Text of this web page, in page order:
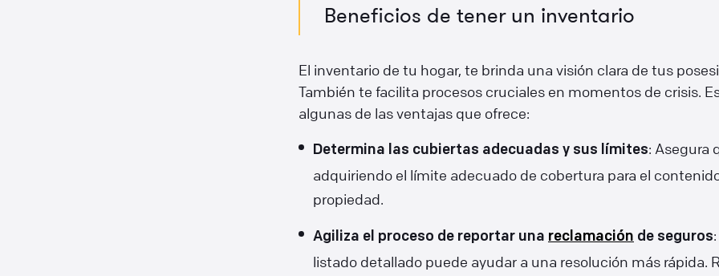
Beneficios de tener un inventario
El inventario de tu hogar, te brinda una visión clara de tus
También te facilita procesos cruciales en momentos de crisis.
algunas de las ventajas que ofrece:
Determina las cubiertas adecuadas y sus límites: Asegura
adquiriendo el límite adecuado de cobertura para el
propiedad.
Agiliza el proceso de reportar una reclamación de seguros
listado detallado puede ayudar a una resolución más rápida.